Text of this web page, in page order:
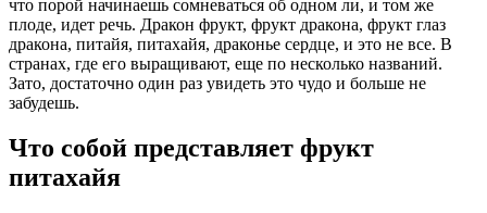
что порой начинаешь сомневаться об одном ли, и том же
плоде, идет речь. Дракон фрукт, фрукт дракона, фрукт глаз
дракона, питайя, питахайя, драконье сердце, и это не все. В
странах, где его выращивают, еще по несколько названий.
Зато, достаточно один раз увидеть это чудо и больше не
забудешь.
Что собой представляет фрукт
питахайя